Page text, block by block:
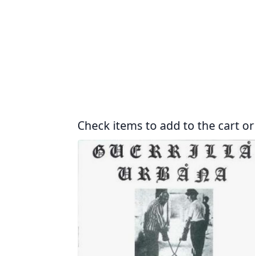
Check items to add to the cart or